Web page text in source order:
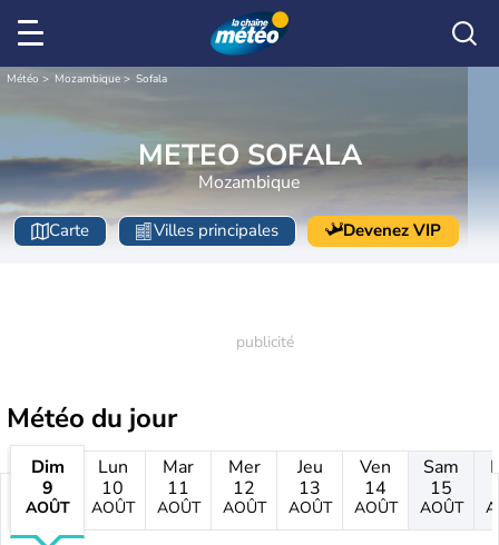
Météo Mozambique Sofala
METEO SOFALA
Mozambique
Carte Villes principales Devenez VIP
Météo du jour
Dim
9
AOÛT
Lun
10
AOÛT
Mar
11
AOÛT
Mer
12
AOÛT
Jeu
13
AOÛT
Ven
14
AOÛT
Sam
15
AOÛT